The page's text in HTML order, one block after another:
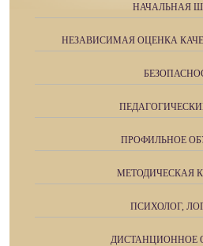
НАЧАЛЬНАЯ
НЕЗАВИСИМАЯ ОЦЕНКА
ПРОФИЛЬНОЕ
МЕТОДИЧЕСКАЯ
ПСИХОЛОГ,
ДИСТАНЦИОННОЕ